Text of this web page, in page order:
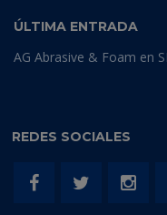
ÚLTIMA ENTRADA
AG Abrasive & Foam en
REDES SOCIALES